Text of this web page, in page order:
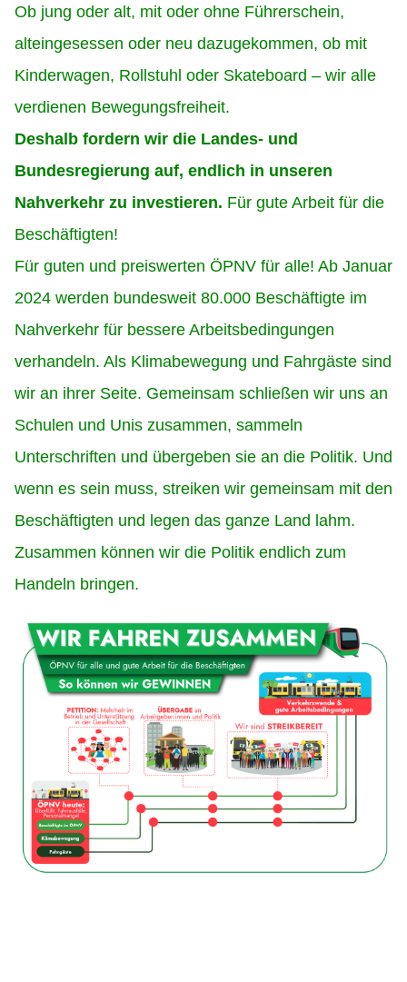
Ob jung oder alt, mit oder ohne Führerschein,
alteingesessen oder neu dazugekommen, ob mit
Kinderwagen, Rollstuhl oder Skateboard – wir alle
verdienen Bewegungsfreiheit.
Deshalb fordern wir die Landes- und
Bundesregierung auf, endlich in unseren
Nahverkehr zu investieren. Für gute Arbeit für die
Beschäftigten!
Für guten und preiswerten ÖPNV für alle! Ab Januar
2024 werden bundesweit 80.000 Beschäftigte im
Nahverkehr für bessere Arbeitsbedingungen
verhandeln. Als Klimabewegung und Fahrgäste sind
wir an ihrer Seite. Gemeinsam schließen wir uns an
Schulen und Unis zusammen, sammeln
Unterschriften und übergeben sie an die Politik. Und
wenn es sein muss, streiken wir gemeinsam mit den
Beschäftigten und legen das ganze Land lahm.
Zusammen können wir die Politik endlich zum
Handeln bringen.